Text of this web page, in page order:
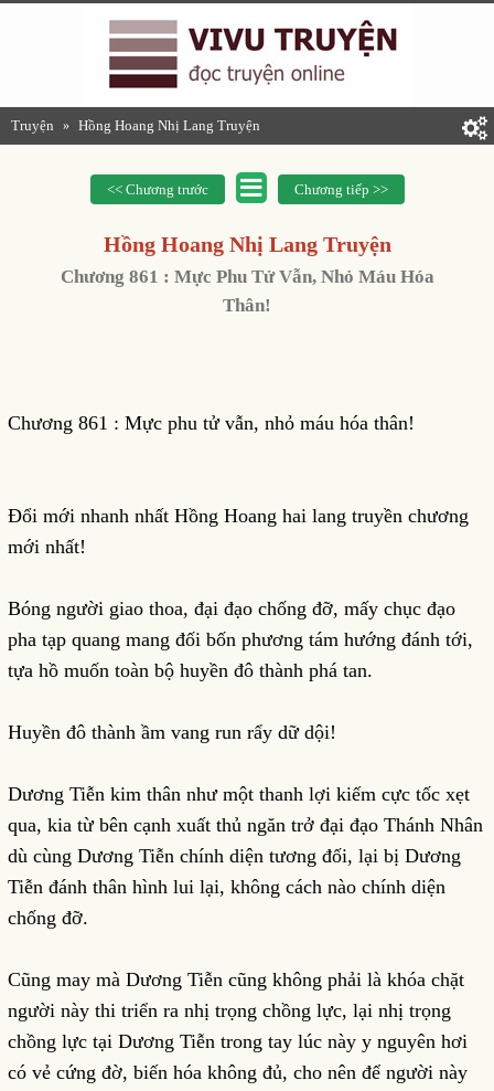
Truyện » Hồng Hoang Nhị Lang Truyện
<< Chương trước Chương tiếp >>
Hồng Hoang Nhị Lang Truyện
Chương 861 : Mực Phu Tử Vẫn, Nhỏ Máu Hóa
Thân!
Chương 861 : Mực phu tử vẫn, nhỏ máu hóa thân!
Đổi mới nhanh nhất Hồng Hoang hai lang truyền chương
mới nhất!
Bóng người giao thoa, đại đạo chống đỡ, mấy chục đạo
pha tạp quang mang đối bốn phương tám hướng đánh tới,
tựa hồ muốn toàn bộ huyền đô thành phá tan.
Huyền đô thành ầm vang run rẩy dữ dội!
Dương Tiễn kim thân như một thanh lợi kiếm cực tốc xẹt
qua, kia từ bên cạnh xuất thủ ngăn trở đại đạo Thánh Nhân
dù cùng Dương Tiễn chính diện tương đối, lại bị Dương
Tiễn đánh thân hình lui lại, không cách nào chính diện
chống đỡ.
Cũng may mà Dương Tiễn cũng không phải là khóa chặt
người này thi triển ra nhị trọng chồng lực, lại nhị trọng
chồng lực tại Dương Tiễn trong tay lúc này y nguyên hơi
có vẻ cứng đờ, biến hóa không đủ, cho nên để người này